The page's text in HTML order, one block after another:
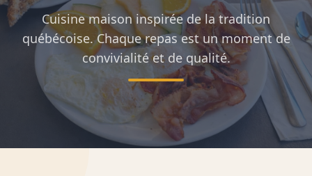
Cuisine maison inspirée de la tradition
québécoise. Chaque repas est un moment de
convivialité et de qualité.